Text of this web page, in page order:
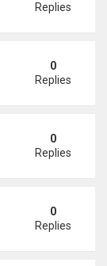
Replies
châu Á
0
Replies
0
Replies
kín khách chờ
0
Replies